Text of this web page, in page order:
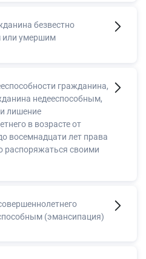
безвестно
или умершим
гражданина,
недееспособным,
лишение
в возрасте от
восемнадцати лет права
распоряжаться своими
(эмансипация)